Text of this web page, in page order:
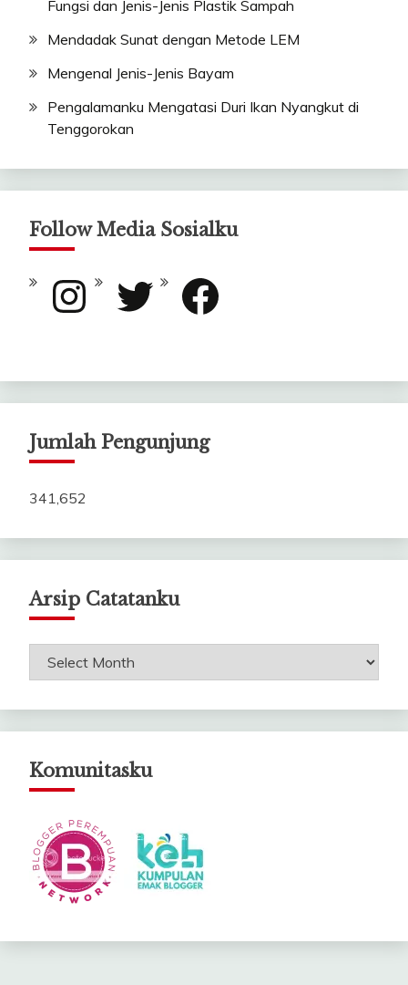
Fungsi dan Jenis-Jenis Plastik Sampah
Mendadak Sunat dengan Metode LEM
Mengenal Jenis-Jenis Bayam
Pengalamanku Mengatasi Duri Ikan Nyangkut di
Tenggorokan
Follow Media Sosialku
Instagram Twitter Facebook
Jumlah Pengunjung
341,652
Arsip Catatanku
Arsip
Komunitasku